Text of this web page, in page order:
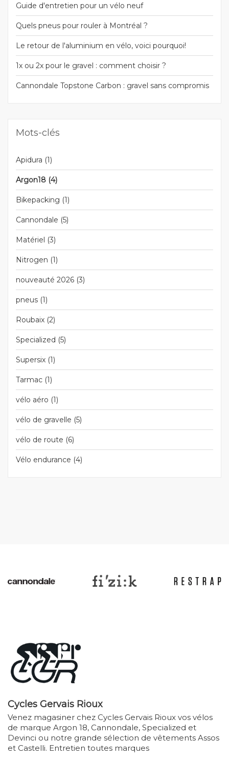
Guide d'entretien pour un vélo neuf
Quels pneus pour rouler à Montréal ?
Le retour de l'aluminium en vélo, voici pourquoi!
1x ou 2x pour le gravel : comment choisir ?
Cannondale Topstone Carbon : gravel sans compromis
Mots-clés
Apidura (1)
Argon18 (4)
Bikepacking (1)
Cannondale (5)
Matériel (3)
Nitrogen (1)
nouveauté 2026 (3)
pneus (1)
Roubaix (2)
Specialized (5)
Supersix (1)
Tarmac (1)
vélo aéro (1)
vélo de gravelle (5)
vélo de route (6)
Vélo endurance (4)
Cycles Gervais Rioux
Venez magasiner chez Cycles Gervais Rioux vos vélos
de marque Argon 18, Cannondale, Specialized et
Devinci ou notre grande sélection de vêtements Assos
et Castelli. Entretien toutes marques